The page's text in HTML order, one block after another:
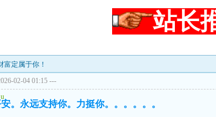
站长
富定属于你！
02-04 01:15 ---
u
。永远支持你。力挺你。。。。。。